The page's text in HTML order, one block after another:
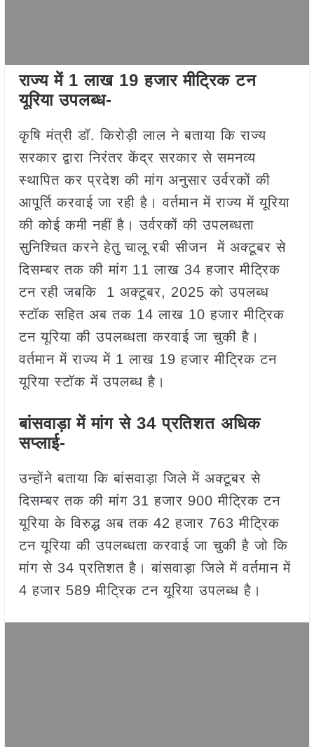
राज्य में 1 लाख 19 हजार मीट्रिक टन
यूरिया उपलब्ध-
कृषि मंत्री डॉ. किरोड़ी लाल ने बताया कि राज्य
सरकार द्वारा निरंतर केंद्र सरकार से समनव्य
स्थापित कर प्रदेश की मांग अनुसार उर्वरकों की
आपूर्ति करवाई जा रही है। वर्तमान में राज्य में यूरिया
की कोई कमी नहीं है। उर्वरकों की उपलब्धता
सुनिश्चित करने हेतु चालू रबी सीजन में अक्टूबर से
दिसम्बर तक की मांग 11 लाख 34 हजार मीट्रिक
टन रही जबकि 1 अक्टूबर, 2025 को उपलब्ध
स्टॉक सहित अब तक 14 लाख 10 हजार मीट्रिक
टन यूरिया की उपलब्धता करवाई जा चुकी है।
वर्तमान में राज्य में 1 लाख 19 हजार मीट्रिक टन
यूरिया स्टॉक में उपलब्ध है।
बांसवाड़ा में मांग से 34 प्रतिशत अधिक
सप्लाई-
उन्होंने बताया कि बांसवाड़ा जिले में अक्टूबर से
दिसम्बर तक की मांग 31 हजार 900 मीट्रिक टन
यूरिया के विरुद्ध अब तक 42 हजार 763 मीट्रिक
टन यूरिया की उपलब्धता करवाई जा चुकी है जो कि
मांग से 34 प्रतिशत है। बांसवाड़ा जिले में वर्तमान में
4 हजार 589 मीट्रिक टन यूरिया उपलब्ध है।